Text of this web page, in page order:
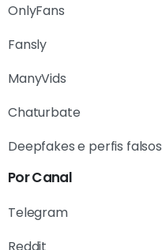
OnlyFans
Fansly
ManyVids
Chaturbate
Deepfakes e perfis falsos
Por Canal
Telegram